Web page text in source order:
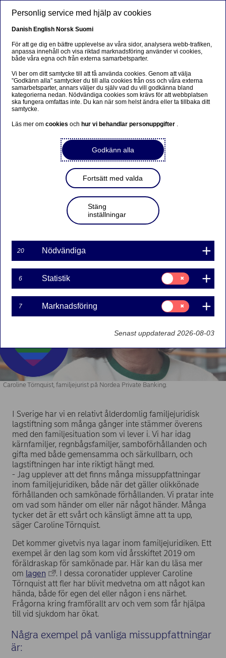
Värderingar
Få koll på din familjejuridiska
situation
Caroline Törnquist
2020-06-29
Alla familjer – oavsett vilken konstellation man
lever i – bör få koll på sin juridiska situation.
”Våga prata om det och agera för att det ska bli
familjerättsjurist Caroline Törnquist som talade på
ett webbinarium i samband med World Pride Day
den 27 juni. Här pekar hon ut några vanliga
Caroline Törnquist, familjejurist på Nordea Private Banking.
I Sverige har vi en relativt ålderdomlig familjejuridisk
lagstiftning som många gånger inte stämmer överens
med den familjesituation som vi lever i. Vi har idag
kärnfamiljer, regnbågsfamiljer, samboförhållanden och
gifta med både gemensamma och särkullbarn, och
lagstiftningen har inte riktigt hängt med.
- Jag upplever att det finns många missuppfattningar
inom familjejuridiken, både när det gäller olikkönade
förhållanden och samkönade förhållanden. Vi pratar inte
om vad som händer om eller när något händer. Många
tycker det är ett svårt och känsligt ämne att ta upp,
säger Caroline Törnquist.
Det kommer givetvis nya lagar inom familjejuridiken. Ett
exempel är den lag som kom vid årsskiftet 2019 om
föräldraskap för samkönade par. Här kan du läsa mer
om lagen
. I dessa coronatider upplever Caroline
Törnquist att fler har blivit medvetna om att något kan
hända, både för egen del eller någon i ens närhet.
Frågorna kring framförallt arv och vem som får hjälpa
till vid sjukdom har ökat.
Några exempel på vanliga missuppfattningar
är:
Personlig service med hjälp av cookies
Danish English Norsk Suomi
För att ge dig en bättre upplevelse av våra sidor, analysera webb-trafiken,
anpassa innehåll och visa riktad marknadsföring använder vi cookies,
både våra egna och från externa samarbetsparter.
Vi ber om ditt samtycke till att få använda cookies. Genom att välja
”Godkänn alla” samtycker du till alla cookies från oss och våra externa
samarbetsparter, annars väljer du själv vad du vill godkänna bland
kategorierna nedan. Nödvändiga cookies som krävs för att webbplatsen
ska fungera omfattas inte. Du kan när som helst ändra eller ta tillbaka ditt
samtycke.
Läs mer omcookiesoch hur vi behandlar personuppgifter .
Godkänn alla
Fortsätt med valda
Stäng
inställningar
20 Nödvändiga
6 Statistik
Samtycke
för:
Statistik
7 Marknadsföring
Samtycke
för:
Marknadsföring
Senast uppdaterad 2026-08-03